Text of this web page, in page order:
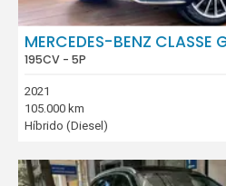
MERCEDES-BENZ CLASSE
195CV - 5P
2021
105.000 km
Híbrido (Diesel)